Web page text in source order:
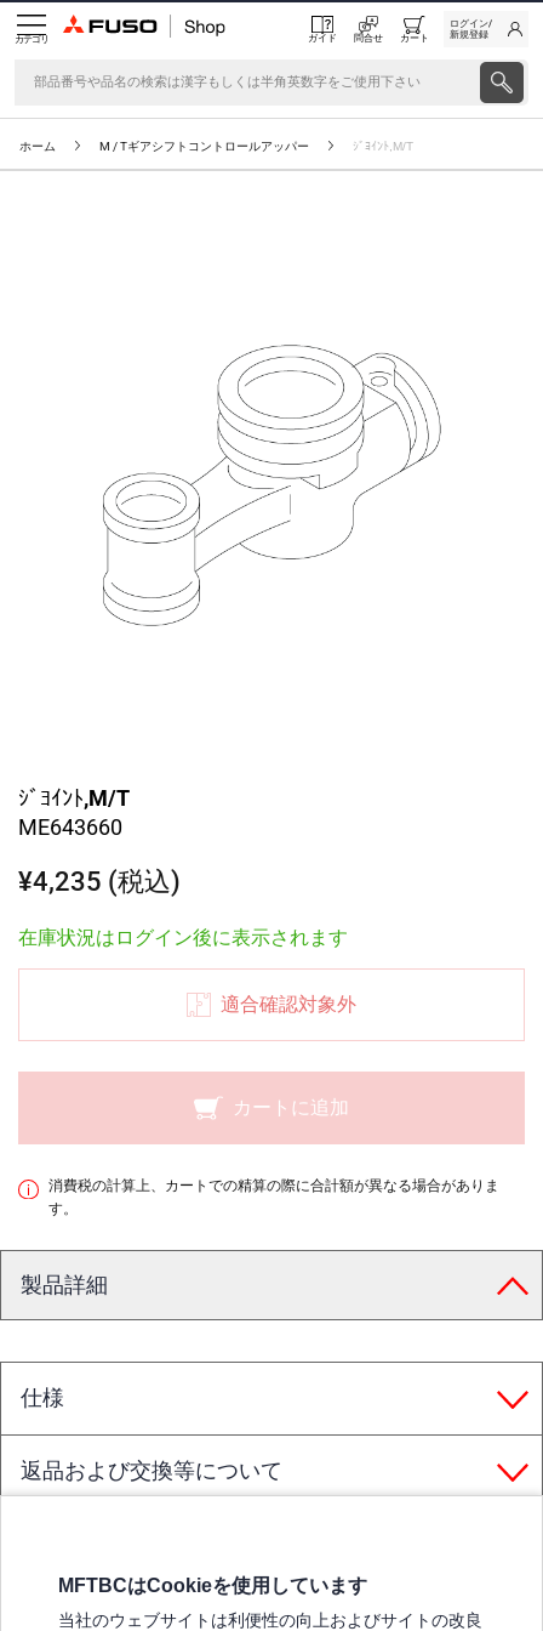
カテゴリ ガイド 問合せ カート
ログイン/
新規登録
ホーム M / Tギアシフトコントロールアッパー ｼﾞﾖｲﾝﾄ,M/T
ｼﾞﾖｲﾝﾄ,M/T
ME643660
¥4,235 (税込)
在庫状況はログイン後に表示されます
適合確認対象外
カートに追加
消費税の計算上、カートでの精算の際に合計額が異なる場合がありま
す。
製品詳細
仕様
返品および交換等について
MFTBCはCookieを使用しています
当社のウェブサイトは利便性の向上およびサイトの改良